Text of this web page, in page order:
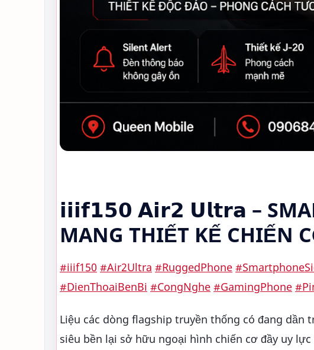
𝗶𝗶𝗶𝗳𝟭𝟱𝟬 𝗔𝗶𝗿𝟮 𝗨𝗹𝘁𝗿𝗮 –
MANG THIẾT KẾ CHIẾN
#iiif150 #Air2Ultra #RuggedPhone
#DienThoaiBenBi #CongNghe #GamingPhone
Liệu các dòng flagship truyền thống có đang
siêu bền lại sở hữu ngoại hình chiến cơ đầy uy